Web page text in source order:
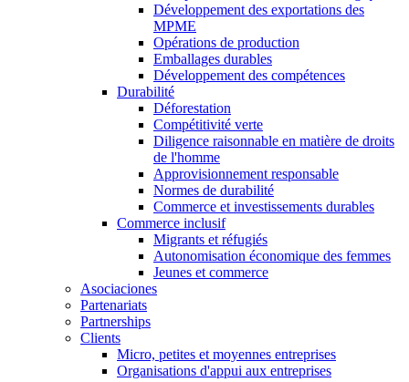
Développement des exportations des
MPME
Opérations de production
Emballages durables
Développement des compétences
Durabilité
Déforestation
Compétitivité verte
Diligence raisonnable en matière de droits
de l'homme
Approvisionnement responsable
Normes de durabilité
Commerce et investissements durables
Commerce inclusif
Migrants et réfugiés
Autonomisation économique des femmes
Jeunes et commerce
Asociaciones
Partenariats
Partnerships
Clients
Micro, petites et moyennes entreprises
Organisations d'appui aux entreprises